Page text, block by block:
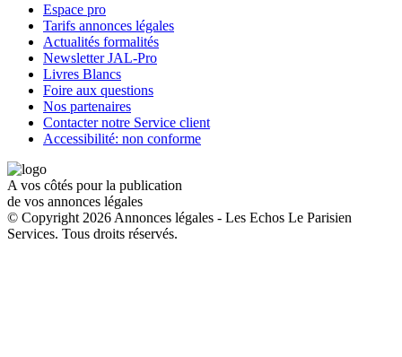
Espace pro
Tarifs annonces légales
Actualités formalités
Newsletter JAL-Pro
Livres Blancs
Foire aux questions
Nos partenaires
Contacter notre Service client
Accessibilité: non conforme
A vos côtés pour la publication
de vos annonces légales
© Copyright 2026 Annonces légales - Les Echos Le Parisien
Services. Tous droits réservés.